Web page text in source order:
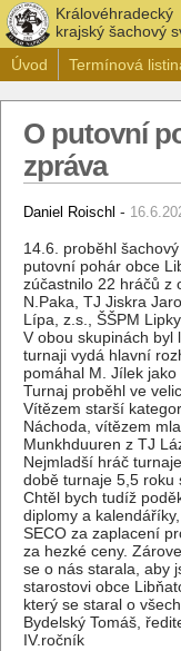
Královéhradecký
krajský šachový
Úvod
Termínová
O putovní
zpráva
Daniel Roischl -
14.6. proběhl
putovní pohár obce
zúčastnilo 22 hráčů z
N.Paka, TJ Jiskra
Lípa, z.s., ŠŠPM
V obou skupinách byl
turnaji vydá hlavní
pomáhal M. Jílek jako
Turnaj proběhl ve
Vítězem starší
Náchoda, vítězem
Munkhduuren z TJ
Nejmladší hráč
době turnaje 5,5 roku
Chtěl bych tudíž
diplomy a
SECO za zaplacení
za hezké ceny.
se o nás starala, aby
starostovi obce
který se staral o
Bydelský Tomáš,
IV.ročník